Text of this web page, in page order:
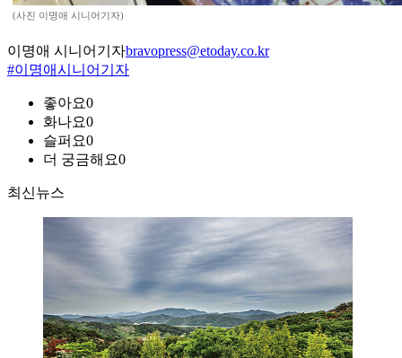
(사진 이명애 시니어기자)
이명애 시니어기자bravopress@etoday.co.kr
#이명애시니어기자
좋아요0
화나요0
슬퍼요0
더 궁금해요0
최신뉴스